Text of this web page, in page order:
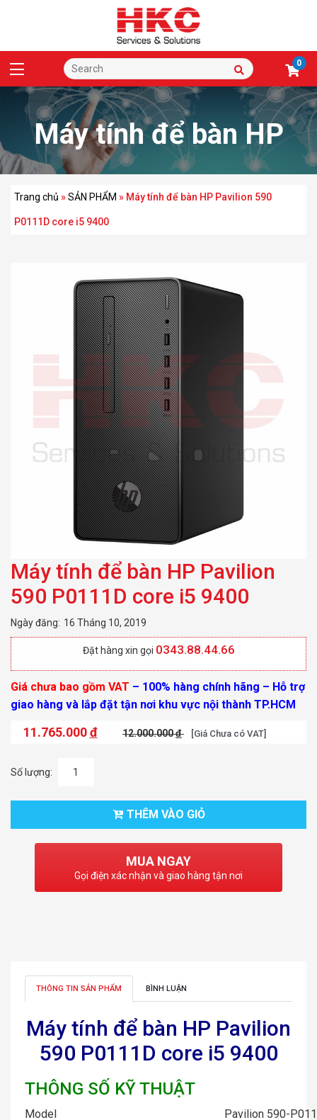
0
Máy tính để bàn HP
Pavilion 590 P0111D
core i5 9400
Trang chủ »SẢN PHẨM » Máy tính để bàn HP Pavilion 590
P0111D core i5 9400
Máy tính để bàn HP Pavilion
590 P0111D core i5 9400
Ngày đăng: 16 Tháng 10, 2019
Đặt hàng xin gọi 0343.88.44.66
Giá chưa bao gồm VAT – 100% hàng chính hãng – Hỗ trợ
giao hàng và lắp đặt tận nơi khu vực nội thành TP.HCM
11.765.000đ 12.000.000đ [Giá Chưa có VAT]
Số lượng:
THÊM VÀO GIỎ
MUA NGAY
Gọi điện xác nhận và giao hàng tận nơi
THÔNG TIN SẢN PHẨM BÌNH LUẬN
Máy tính để bàn HP Pavilion
590 P0111D core i5 9400
THÔNG SỐ KỸ THUẬT
Model
Pavilion 590-